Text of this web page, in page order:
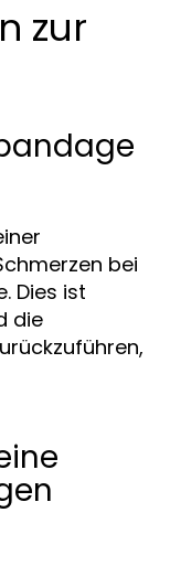
zur
bei
Dies ist
die